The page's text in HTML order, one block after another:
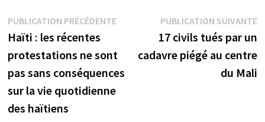
Navigation
de
l’article
PUBLICATION PRÉCÉDENTEPublication
précédente :
Haïti : les récentes
protestations ne sont
pas sans conséquences
sur la vie quotidienne
des haïtiens
PUBLICATION SUIVANTE
17 civils tués par un
cadavre piégé au centre
du Mali